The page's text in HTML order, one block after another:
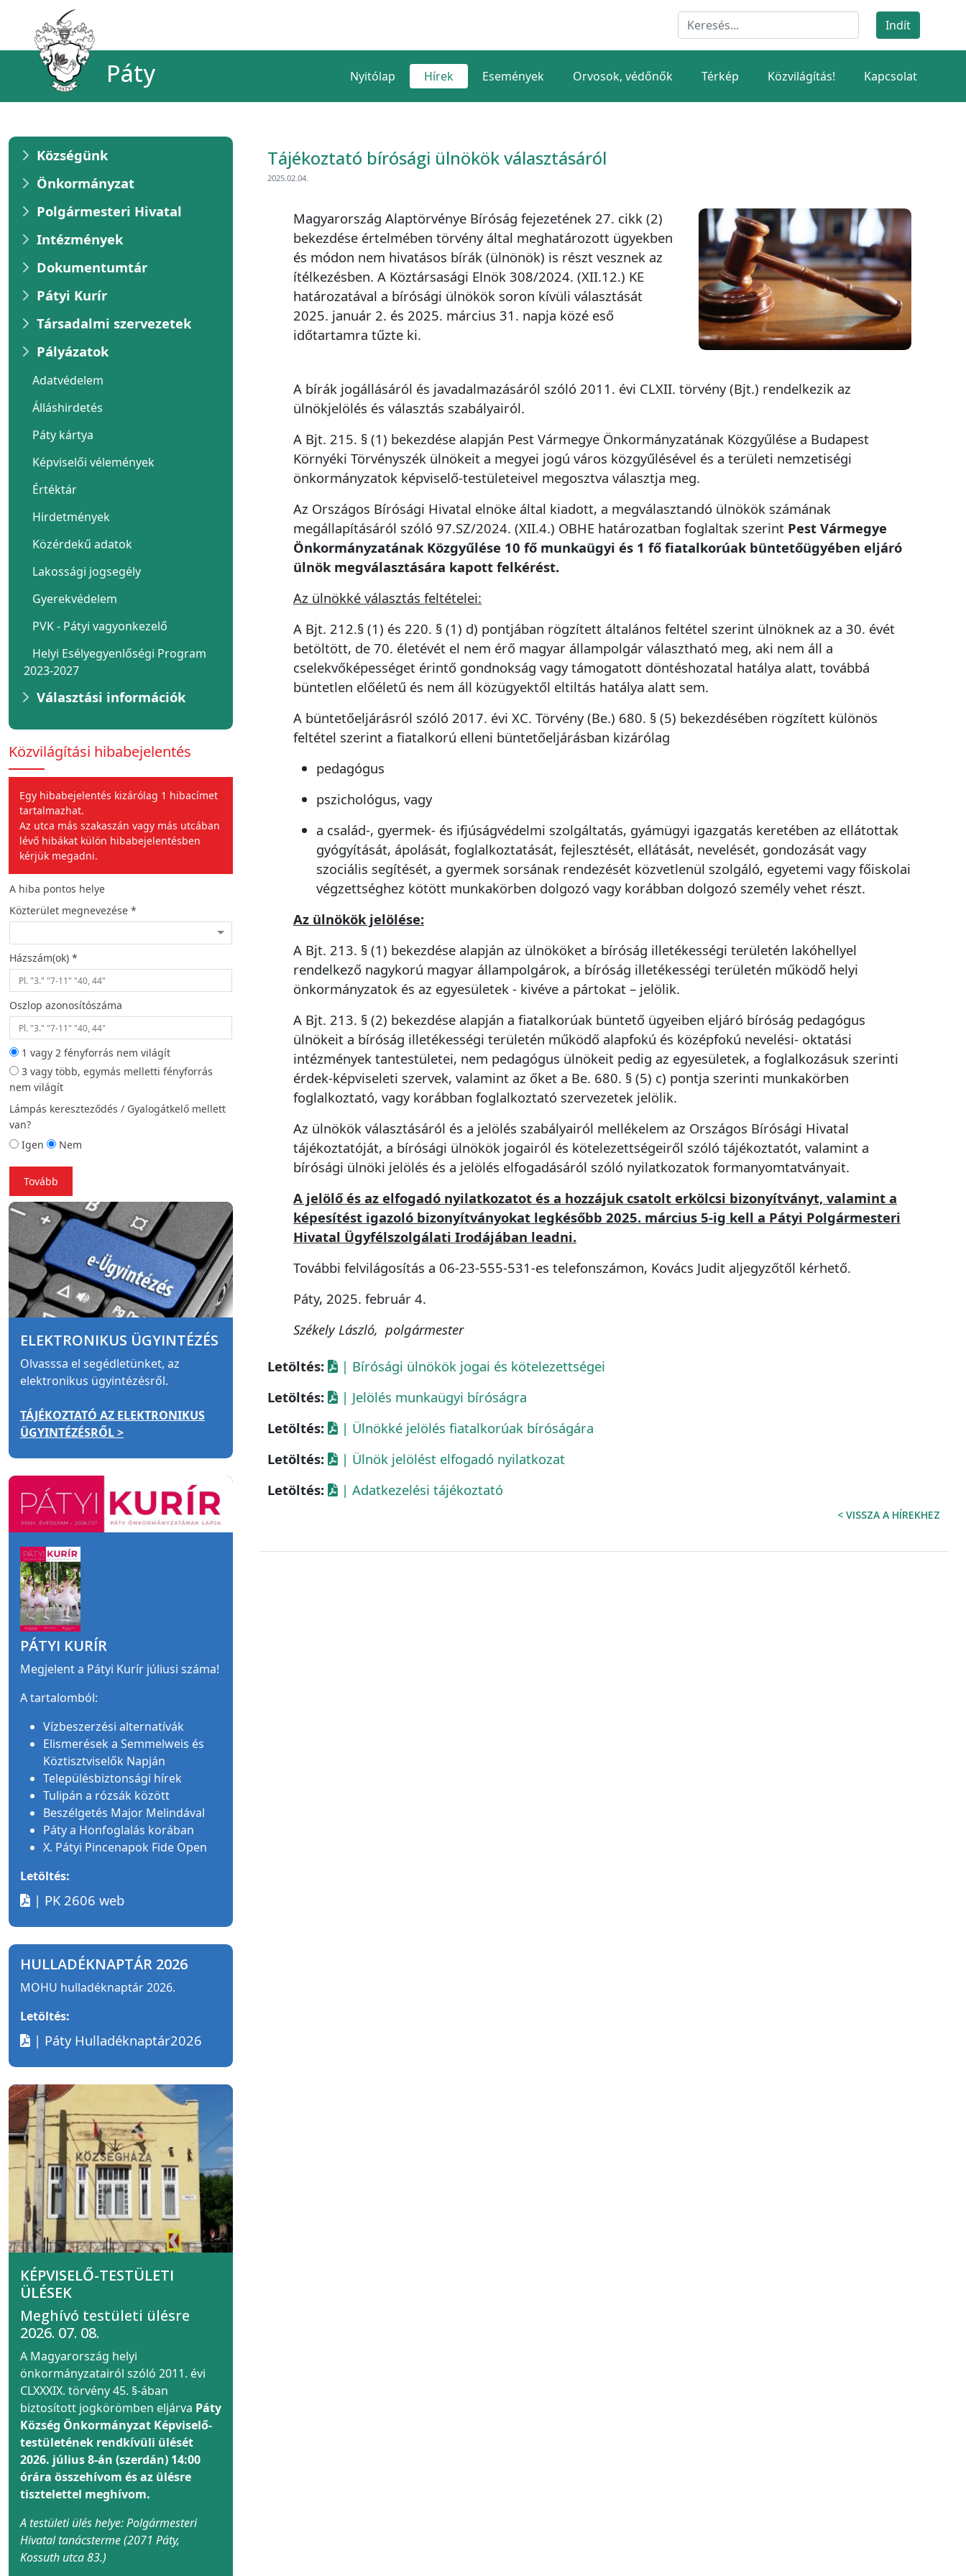
Páty Nyitólap Hírek Események Orvosok, védőnők Térkép Közvilágítás! Kapcsolat
Községünk
Önkormányzat
Polgármesteri Hivatal
Intézmények
Dokumentumtár
Pátyi Kurír
Társadalmi szervezetek
Pályázatok
Adatvédelem
Álláshirdetés
Páty kártya
Képviselői vélemények
Értéktár
Hirdetmények
Közérdekű adatok
Lakossági jogsegély
Gyerekvédelem
PVK - Pátyi vagyonkezelő
Helyi Esélyegyenlőségi Program
2023-2027
Választási információk
Közvilágítási hibabejelentés
Egy hibabejelentés kizárólag 1 hibacímet
tartalmazhat.
Az utca más szakaszán vagy más utcában
lévő hibákat külön hibabejelentésben
kérjük megadni.
A hiba pontos helye
Közterület megnevezése *
Házszám(ok) *
Oszlop azonosítószáma
1 vagy 2 fényforrás nem világít
3 vagy több, egymás melletti fényforrás
nem világít
Lámpás kereszteződés / Gyalogátkelő mellett
van?
Igen
Nem
Tovább
Helyszíni fotó (opcionális):
Tovább
Bejelentő adatai
Email cím -a visszaigazoláshoz *
Vissza Küldés
Fogadtuk hibabejelentését
Tájékoztatjuk, hogy a 14:00 után bejelentett hibák
adatait a következő munkanapon tudjuk a
Új bejelentés
ELEKTRONIKUS ÜGYINTÉZÉS
Olvasssa el segédletünket, az
elektronikus ügyintézésről.
TÁJÉKOZTATÓ AZ ELEKTRONIKUS
ÜGYINTÉZÉSRŐL >
PÁTYI KURÍR
Megjelent a Pátyi Kurír júliusi száma!
A tartalomból:
Vízbeszerzési alternatívák
Elismerések a Semmelweis és
Köztisztviselők Napján
Településbiztonsági hírek
Tulipán a rózsák között
Beszélgetés Major Melindával
Páty a Honfoglalás korában
X. Pátyi Pincenapok Fide Open
Letöltés:
| PK 2606 web
HULLADÉKNAPTÁR 2026
MOHU hulladéknaptár 2026.
Letöltés:
| Páty Hulladéknaptár2026
KÉPVISELŐ-TESTÜLETI
ÜLÉSEK
Meghívó testületi ülésre
2026. 07. 08.
A Magyarország helyi
önkormányzatairól szóló 2011. évi
CLXXXIX. törvény 45. §-ában
biztosított jogkörömben eljárva Páty
Község Önkormányzat Képviselő-
testületének rendkívüli ülését
2026. július 8-án (szerdán) 14:00
órára összehívom és az ülésre
tisztelettel meghívom.
A testületi ülés helye: Polgármesteri
Hivatal tanácsterme (2071 Páty,
Kossuth utca 83.)
Tájékoztató bírósági ülnökök választásáról
2025.02.04.
Magyarország Alaptörvénye Bíróság fejezetének 27. cikk (2)
bekezdése értelmében törvény által meghatározott ügyekben
és módon nem hivatásos bírák (ülnönök) is részt vesznek az
ítélkezésben. A Köztársasági Elnök 308/2024. (XII.12.) KE
határozatával a bírósági ülnökök soron kívüli választását
2025. január 2. és 2025. március 31. napja közé eső
időtartamra tűzte ki.
A bírák jogállásáról és javadalmazásáról szóló 2011. évi CLXII. törvény (Bjt.) rendelkezik az
ülnökjelölés és választás szabályairól.
A Bjt. 215. § (1) bekezdése alapján Pest Vármegye Önkormányzatának Közgyűlése a Budapest
Környéki Törvényszék ülnökeit a megyei jogú város közgyűlésével és a területi nemzetiségi
önkormányzatok képviselő-testületeivel megosztva választja meg.
Az Országos Bírósági Hivatal elnöke által kiadott, a megválasztandó ülnökök számának
megállapításáról szóló 97.SZ/2024. (XII.4.) OBHE határozatban foglaltak szerint Pest Vármegye
Önkormányzatának Közgyűlése 10 fő munkaügyi és 1 fő fiatalkorúak büntetőügyében eljáró
ülnök megválasztására kapott felkérést.
Az ülnökké választás feltételei:
A Bjt. 212.§ (1) és 220. § (1) d) pontjában rögzített általános feltétel szerint ülnöknek az a 30. évét
betöltött, de 70. életévét el nem érő magyar állampolgár választható meg, aki nem áll a
cselekvőképességet érintő gondnokság vagy támogatott döntéshozatal hatálya alatt, továbbá
büntetlen előéletű és nem áll közügyektől eltiltás hatálya alatt sem.
A büntetőeljárásról szóló 2017. évi XC. Törvény (Be.) 680. § (5) bekezdésében rögzített különös
feltétel szerint a fiatalkorú elleni büntetőeljárásban kizárólag
pedagógus
pszichológus, vagy
a család-, gyermek- és ifjúságvédelmi szolgáltatás, gyámügyi igazgatás keretében az ellátottak
gyógyítását, ápolását, foglalkoztatását, fejlesztését, ellátását, nevelését, gondozását vagy
szociális segítését, a gyermek sorsának rendezését közvetlenül szolgáló, egyetemi vagy főiskolai
végzettséghez kötött munkakörben dolgozó vagy korábban dolgozó személy vehet részt.
Az ülnökök jelölése:
A Bjt. 213. § (1) bekezdése alapján az ülnököket a bíróság illetékességi területén lakóhellyel
rendelkező nagykorú magyar állampolgárok, a bíróság illetékességi területén működő helyi
önkormányzatok és az egyesületek - kivéve a pártokat – jelölik.
A Bjt. 213. § (2) bekezdése alapján a fiatalkorúak büntető ügyeiben eljáró bíróság pedagógus
ülnökeit a bíróság illetékességi területén működő alapfokú és középfokú nevelési- oktatási
intézmények tantestületei, nem pedagógus ülnökeit pedig az egyesületek, a foglalkozásuk szerinti
érdek-képviseleti szervek, valamint az őket a Be. 680. § (5) c) pontja szerinti munkakörben
foglalkoztató, vagy korábban foglalkoztató szervezetek jelölik.
Az ülnökök választásáról és a jelölés szabályairól mellékelem az Országos Bírósági Hivatal
tájékoztatóját, a bírósági ülnökök jogairól és kötelezettségeiről szóló tájékoztatót, valamint a
bírósági ülnöki jelölés és a jelölés elfogadásáról szóló nyilatkozatok formanyomtatványait.
A jelölő és az elfogadó nyilatkozatot és a hozzájuk csatolt erkölcsi bizonyítványt, valamint a
képesítést igazoló bizonyítványokat legkésőbb 2025. március 5-ig kell a Pátyi Polgármesteri
Hivatal Ügyfélszolgálati Irodájában leadni.
További felvilágosítás a 06-23-555-531-es telefonszámon, Kovács Judit aljegyzőtől kérhető.
Páty, 2025. február 4.
Székely László, polgármester
Letöltés:
| Bírósági ülnökök jogai és kötelezettségei
Letöltés:
| Jelölés munkaügyi bíróságra
Letöltés:
| Ülnökké jelölés fiatalkorúak bíróságára
Letöltés:
| Ülnök jelölést elfogadó nyilatkozat
Letöltés:
| Adatkezelési tájékoztató
< VISSZA A HÍREKHEZ